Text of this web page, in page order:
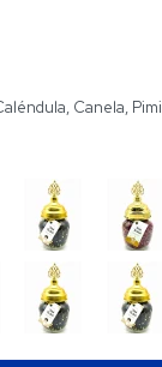
Canela,